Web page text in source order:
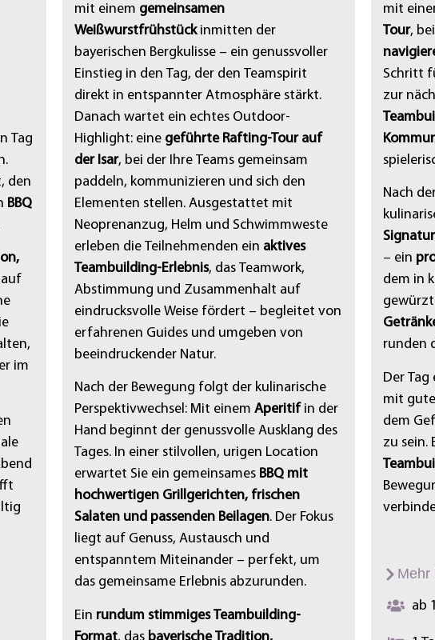
Tag
den
BBQ
im
mit einem gemeinsamen
Weißwurstfrühstückinmitten der
bayerischen Bergkulisse – ein genussvoller
Einstieg in den Tag, der den Teamspirit
direkt in entspannter Atmosphäre stärkt.
Danach wartet ein echtes Outdoor-
Highlight: eine geführte Rafting-Tour auf
der Isar, bei der Ihre Teams gemeinsam
paddeln, kommunizieren und sich den
Elementen stellen. Ausgestattet mit
Neoprenanzug, Helm und Schwimmweste
erleben die Teilnehmenden ein aktives
Teambuilding-Erlebnis, das Teamwork,
Abstimmung und Zusammenhalt auf
eindrucksvolle Weise fördert – begleitet von
erfahrenen Guides und umgeben von
beeindruckender Natur.
Nach der Bewegung folgt der kulinarische
Perspektivwechsel: Mit einem Aperitifin der
Hand beginnt der genussvolle Ausklang des
Tages. In einer stilvollen, urigen Location
erwartet Sie ein gemeinsames BBQ mit
hochwertigen Grillgerichten, frischen
Salaten und passenden Beilagen. Der Fokus
liegt auf Genuss, Austausch und
entspanntem Miteinander – perfekt, um
das gemeinsame Erlebnis abzurunden.
Ein rundum stimmiges Teambuilding-
mit
Tour,
Schritt
zur
Nach
– ein
dem in
runden
Der
mit
dem
zu sein.
Mehr
ab